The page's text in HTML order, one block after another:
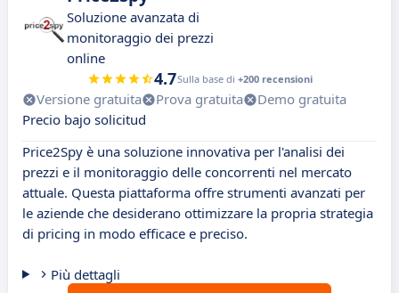
Soluzione avanzata di
monitoraggio dei prezzi
online
4.7Sulla base di +200 recensioni
Versione gratuita Prova gratuita
Demo gratuita
Precio bajo solicitud
Price2Spy è una soluzione innovativa per l'analisi dei
prezzi e il monitoraggio delle concorrenti nel mercato
attuale. Questa piattaforma offre strumenti avanzati per
le aziende che desiderano ottimizzare la propria strategia
di pricing in modo efficace e preciso.
Più dettagli